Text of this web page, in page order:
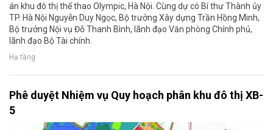
án khu đô thị thể thao Olympic, Hà Nội. Cùng dự có Bí thư Thành ủy
TP. Hà Nội Nguyễn Duy Ngọc, Bộ trưởng Xây dựng Trần Hồng Minh,
Bộ trưởng Nội vụ Đỗ Thanh Bình, lãnh đạo Văn phòng Chính phủ,
lãnh đạo Bộ Tài chính.
Hạ tầng
Phê duyệt Nhiệm vụ Quy hoạch phân khu đô thị XB-
5